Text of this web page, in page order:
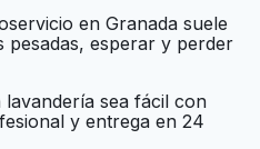
Ir al sitio web
en Granada suele
esperar y perder
lavandería sea fácil con
y entrega en 24